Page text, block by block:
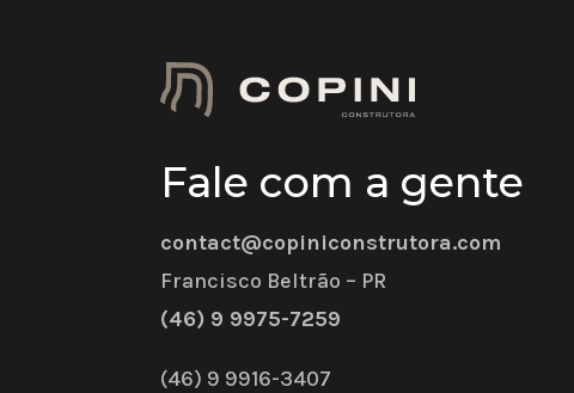
Fale com a gente
contact@copiniconstrutora.com
Francisco Beltrão – PR
(46) 9 9975-7259
(46) 9 9916-3407